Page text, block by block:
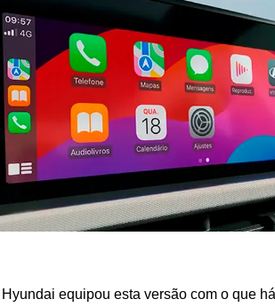
equipou esta versão com o que